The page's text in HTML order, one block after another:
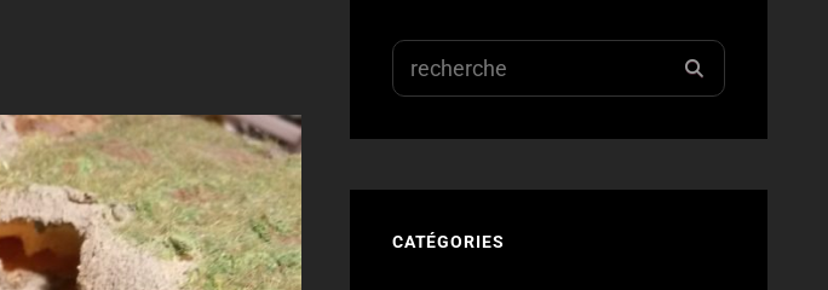
Search
for:
CATÉGORIES